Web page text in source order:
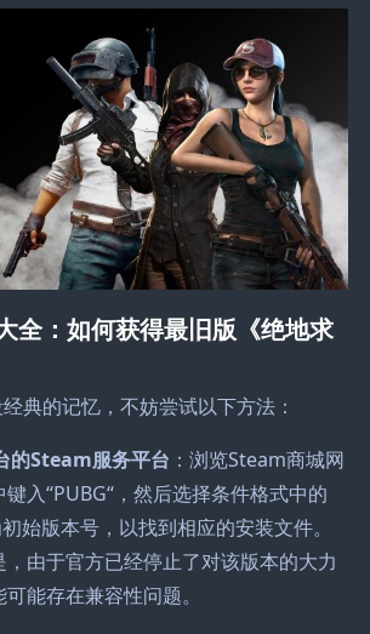
全：如何获得最旧版《绝地求
典的记忆，不妨尝试以下方法：
的Steam服务平台 ：浏览Steam商城网
入“PUBG“，然后选择条件格式中的
始版本号，以找到相应的安装文件。
由于官方已经停止了对该版本的大力
能存在兼容性问题。